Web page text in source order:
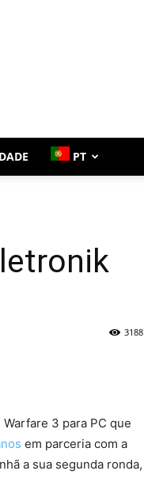
PT
3188
3 para PC que
em parceria com a
a sua segunda ronda,